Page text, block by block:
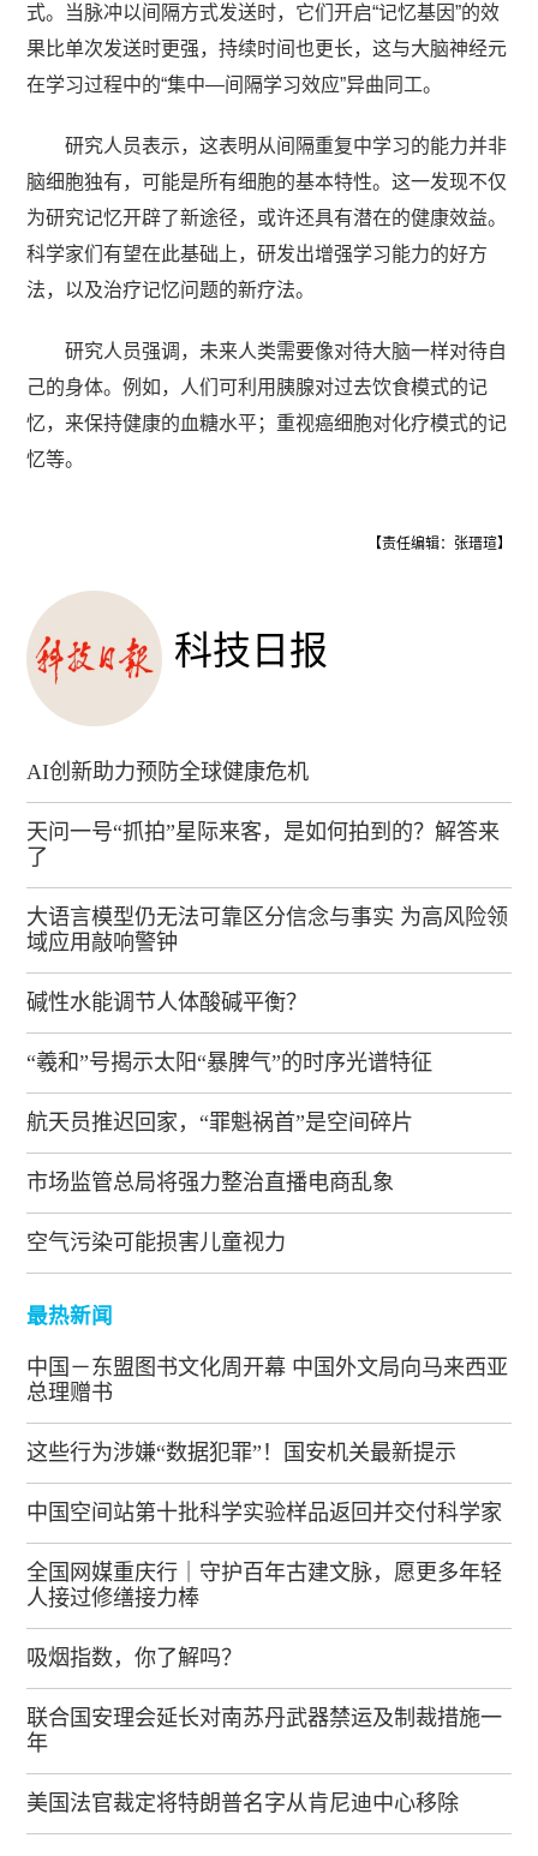
式。当脉冲以间隔方式发送时，它们开启“记忆基因”的效
果比单次发送时更强，持续时间也更长，这与大脑神经元
在学习过程中的“集中—间隔学习效应”异曲同工。
研究人员表示，这表明从间隔重复中学习的能力并非
脑细胞独有，可能是所有细胞的基本特性。这一发现不仅
为研究记忆开辟了新途径，或许还具有潜在的健康效益。
科学家们有望在此基础上，研发出增强学习能力的好方
法，以及治疗记忆问题的新疗法。
研究人员强调，未来人类需要像对待大脑一样对待自
己的身体。例如，人们可利用胰腺对过去饮食模式的记
忆，来保持健康的血糖水平；重视癌细胞对化疗模式的记
忆等。
【责任编辑：张瑨瑄】
科技日报
AI创新助力预防全球健康危机
天问一号“抓拍”星际来客，是如何拍到的？解答来
了
大语言模型仍无法可靠区分信念与事实 为高风险领
域应用敲响警钟
碱性水能调节人体酸碱平衡？
“羲和”号揭示太阳“暴脾气”的时序光谱特征
航天员推迟回家，“罪魁祸首”是空间碎片
市场监管总局将强力整治直播电商乱象
空气污染可能损害儿童视力
最热新闻
中国－东盟图书文化周开幕 中国外文局向马来西亚
总理赠书
这些行为涉嫌“数据犯罪”！国安机关最新提示
中国空间站第十批科学实验样品返回并交付科学家
全国网媒重庆行｜守护百年古建文脉，愿更多年轻
人接过修缮接力棒
吸烟指数，你了解吗？
联合国安理会延长对南苏丹武器禁运及制裁措施一
年
美国法官裁定将特朗普名字从肯尼迪中心移除